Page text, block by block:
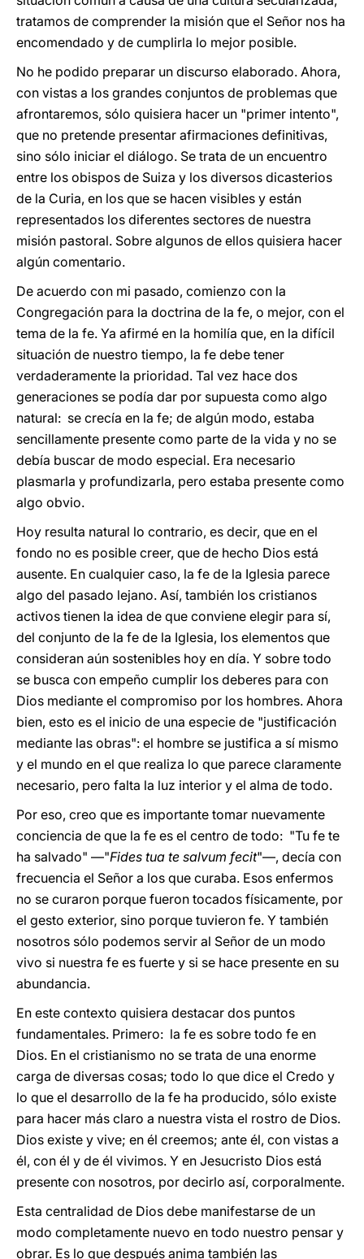
tratamos de comprender la misión que el Señor nos ha
encomendado y de cumplirla lo mejor posible.
No he podido preparar un discurso elaborado. Ahora,
con vistas a los grandes conjuntos de problemas que
afrontaremos, sólo quisiera hacer un "primer intento",
que no pretende presentar afirmaciones definitivas,
sino sólo iniciar el diálogo. Se trata de un encuentro
entre los obispos de Suiza y los diversos dicasterios
de la Curia, en los que se hacen visibles y están
representados los diferentes sectores de nuestra
misión pastoral. Sobre algunos de ellos quisiera hacer
algún comentario.
De acuerdo con mi pasado, comienzo con la
Congregación para la doctrina de la fe, o mejor, con el
tema de la fe. Ya afirmé en la homilía que, en la difícil
situación de nuestro tiempo, la fe debe tener
verdaderamente la prioridad. Tal vez hace dos
generaciones se podía dar por supuesta como algo
natural: se crecía en la fe; de algún modo, estaba
sencillamente presente como parte de la vida y no se
debía buscar de modo especial. Era necesario
plasmarla y profundizarla, pero estaba presente como
algo obvio.
Hoy resulta natural lo contrario, es decir, que en el
fondo no es posible creer, que de hecho Dios está
ausente. En cualquier caso, la fe de la Iglesia parece
algo del pasado lejano. Así, también los cristianos
activos tienen la idea de que conviene elegir para sí,
del conjunto de la fe de la Iglesia, los elementos que
consideran aún sostenibles hoy en día. Y sobre todo
se busca con empeño cumplir los deberes para con
Dios mediante el compromiso por los hombres. Ahora
bien, esto es el inicio de una especie de "justificación
mediante las obras": el hombre se justifica a sí mismo
y el mundo en el que realiza lo que parece claramente
necesario, pero falta la luz interior y el alma de todo.
Por eso, creo que es importante tomar nuevamente
conciencia de que la fe es el centro de todo: "Tu fe te
ha salvado" ―"Fides tua te salvum fecit"―, decía con
frecuencia el Señor a los que curaba. Esos enfermos
no se curaron porque fueron tocados físicamente, por
el gesto exterior, sino porque tuvieron fe. Y también
nosotros sólo podemos servir al Señor de un modo
vivo si nuestra fe es fuerte y si se hace presente en su
abundancia.
En este contexto quisiera destacar dos puntos
fundamentales. Primero: la fe es sobre todo fe en
Dios. En el cristianismo no se trata de una enorme
carga de diversas cosas; todo lo que dice el Credo y
lo que el desarrollo de la fe ha producido, sólo existe
para hacer más claro a nuestra vista el rostro de Dios.
Dios existe y vive; en él creemos; ante él, con vistas a
él, con él y de él vivimos. Y en Jesucristo Dios está
presente con nosotros, por decirlo así, corporalmente.
Esta centralidad de Dios debe manifestarse de un
modo completamente nuevo en todo nuestro pensar y
obrar. Es lo que después anima también las